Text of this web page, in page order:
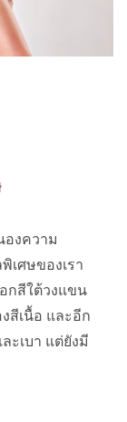
องความ
ศษของเรา
กสีใต้วงแขน
สีเนื้อ และอีก
ะเบา แต่ยังมี